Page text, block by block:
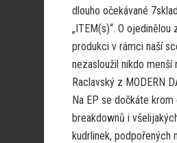
dlouho očekávané
„ITEM(s)“. O ojedinělou
produkci v rámci naší
nezasloužil nikdo menší
Raclavský z MODERN
Na EP se dočkáte
breakdownů i
kudrlinek, podpořených